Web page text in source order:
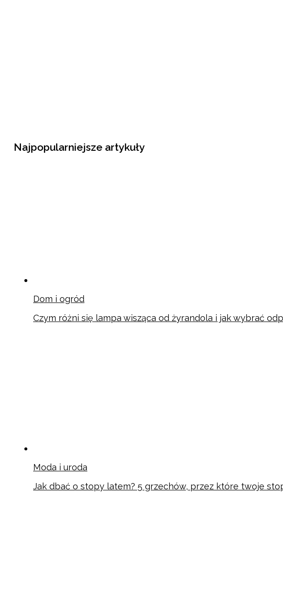
Najpopularniejsze artykuły
Dom i ogród
Czym różni się lampa wisząca od żyrandola i jak wybrać
Moda i uroda
Jak dbać o stopy latem? 5 grzechów, przez które twoje